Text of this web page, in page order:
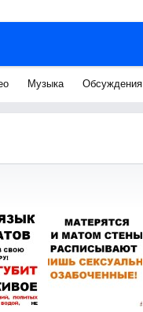
Музыка Обсуждения